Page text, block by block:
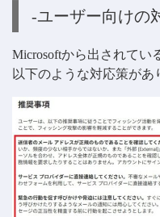
-ユーザー向けの
Microsoftから出されてい
以下のような対応策があ